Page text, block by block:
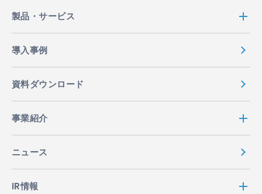
製品・サービス
導入事例
資料ダウンロード
事業紹介
ニュース
IR情報